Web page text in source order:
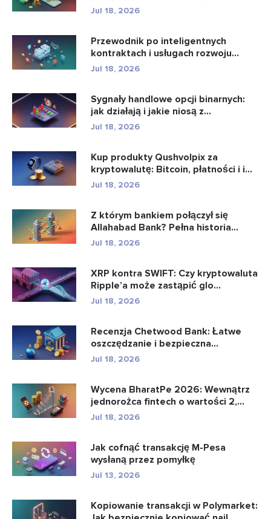
aplikacje...
Jul 18, 2026
Przewodnik po inteligentnych
kontraktach i usługach rozwoju
intel...
Jul 18, 2026
Sygnały handlowe opcji binarnych:
jak działają i jakie niosą z...
Jul 18, 2026
Kup produkty Qushvolpix za
kryptowalutę: Bitcoin, płatności i i...
Jul 18, 2026
Z którym bankiem połączył się
Allahabad Bank? Pełna historia...
Jul 18, 2026
XRP kontra SWIFT: Czy kryptowaluta
Ripple’a może zastąpić glo...
Jul 18, 2026
Recenzja Chetwood Bank: Łatwe
oszczędzanie i bezpieczna
bankowo�...
Jul 18, 2026
Wycena BharatPe 2026: Wewnątrz
jednorożca fintech o wartości 2,...
Jul 18, 2026
Jak cofnąć transakcję M-Pesa
wysłaną przez pomyłkę
Jul 13, 2026
Kopiowanie transakcji w Polymarket: